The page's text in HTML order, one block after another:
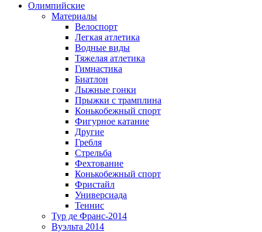
Олимпийские
Материалы
Велоспорт
Легкая атлетика
Водные виды
Тяжелая атлетика
Гимнастика
Биатлон
Лыжные гонки
Прыжки с трамплина
Конькобежный спорт
Фигурное катание
Другие
Гребля
Стрельба
Фехтование
Конькобежный спорт
Фристайл
Универсиада
Теннис
Тур де Франс-2014
Вуэльта 2014